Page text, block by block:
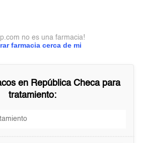
farmacia cerca de mi
no es una farmacia!
en República Checapara
tratamiento: